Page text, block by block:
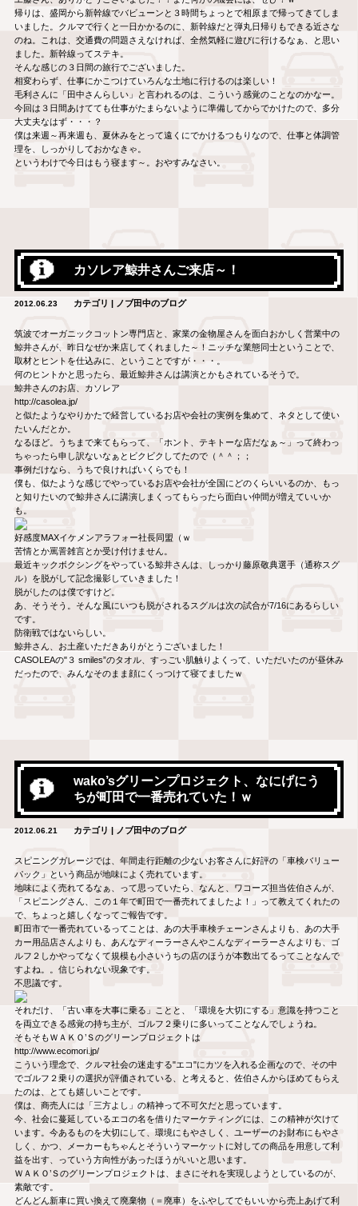
帰りは、盛岡から新幹線でバビューンと３時間ちょっとで相原まで帰ってきてしま
いました。クルマで行くと一日かかるのに、新幹線だと弾丸日帰りもできる近さな
のね。これは、交通費の問題さえなければ、全然気軽に遊びに行けるなぁ、と思い
ました。新幹線ってステキ。
そんな感じの３日間の旅行でございました。
相変わらず、仕事にかこつけていろんな土地に行けるのは楽しい！
毛利さんに「田中さんらしい」と言われるのは、こういう感覚のことなのかなー。
今回は３日間あけてても仕事がたまらないように準備してからでかけたので、多分
大丈夫なはず・・・？
僕は来週～再来週も、夏休みをとって遠くにでかけるつもりなので、仕事と体調管
理を、しっかりしておかなきゃ。
というわけで今日はもう寝ます～。おやすみなさい。
カソレア鯨井さんご来店～！
2012.06.23 カテゴリ | ノブ田中のブログ
筑波でオーガニックコットン専門店と、家業の金物屋さんを面白おかしく営業中の
鯨井さんが、昨日なぜか来店してくれました～！ニッチな業態同士ということで、
取材とヒントを仕込みに、ということですが・・・。
何のヒントかと思ったら、最近鯨井さんは講演とかもされているそうで。
鯨井さんのお店、カソレア
http://casolea.jp/
と似たようなやりかたで経営しているお店や会社の実例を集めて、ネタとして使い
たいんだとか。
なるほど。うちまで来てもらって、「ホント、テキトーな店だなぁ～」って終わっ
ちゃったら申し訳ないなぁとビクビクしてたので（＾＾；；
事例だけなら、うちで良ければいくらでも！
僕も、似たような感じでやっているお店や会社が全国にどのくらいいるのか、もっ
と知りたいので鯨井さんに講演しまくってもらったら面白い仲間が増えていいか
も。
好感度MAXイケメンアラフォー社長同盟（ｗ
苦情とか罵詈雑言とか受け付けません。
最近キックボクシングをやっている鯨井さんは、しっかり藤原敬典選手（通称スグ
ル）を脱がして記念撮影していきました！
脱がしたのは僕ですけど。
あ、そうそう。そんな風にいつも脱がされるスグルは次の試合が7/16にあるらしい
です。
防衛戦ではないらしい。
鯨井さん、お土産いただきありがとうございました！
CASOLEAの"３ smiles”のタオル、すっごい肌触りよくって、いただいたのが昼休み
だったので、みんなそのまま顔にくっつけて寝てましたｗ
wako’sグリーンプロジェクト、なにげにう
ちが町田で一番売れていた！ｗ
2012.06.21 カテゴリ | ノブ田中のブログ
スピニングガレージでは、年間走行距離の少ないお客さんに好評の「車検バリュー
パック」という商品が地味によく売れています。
地味によく売れてるなぁ、って思っていたら、なんと、ワコーズ担当佐伯さんが、
「スピニングさん、この１年で町田で一番売れてましたよ！」って教えてくれたの
で、ちょっと嬉しくなってご報告です。
町田市で一番売れているってことは、あの大手車検チェーンさんよりも、あの大手
カー用品店さんよりも、あんなディーラーさんやこんなディーラーさんよりも、ゴ
ルフ２しかやってなくて規模も小さいうちの店のほうが本数出てるってことなんで
すよね。。信じられない現象です。
不思議です。
それだけ、「古い車を大事に乗る」ことと、「環境を大切にする」意識を持つこと
を両立できる感覚の持ち主が、ゴルフ２乗りに多いってことなんでしょうね。
そもそもＷＡＫＯ’Ｓのグリーンプロジェクトは
http://www.ecomori.jp/
こういう理念で、クルマ社会の迷走する"エコ"にカツを入れる企画なので、その中
でゴルフ２乗りの選択が評価されている、と考えると、佐伯さんからほめてもらえ
たのは、とても嬉しいことです。
僕は、商売人には「三方よし」の精神って不可欠だと思っています。
今、社会に蔓延しているエコの名を借りたマーケティングには、この精神が欠けて
います。今あるものを大切にして、環境にもやさしく、ユーザーのお財布にもやさ
しく、かつ、メーカーもちゃんとそういうマーケットに対しての商品を用意して利
益を出す、っていう方向性があったほうがいいと思います。
ＷＡＫＯ’Ｓのグリーンプロジェクトは、まさにそれを実現しようとしているのが、
素敵です。
どんどん新車に買い換えて廃棄物（＝廃車）をふやしてでもいいから売上あげて利